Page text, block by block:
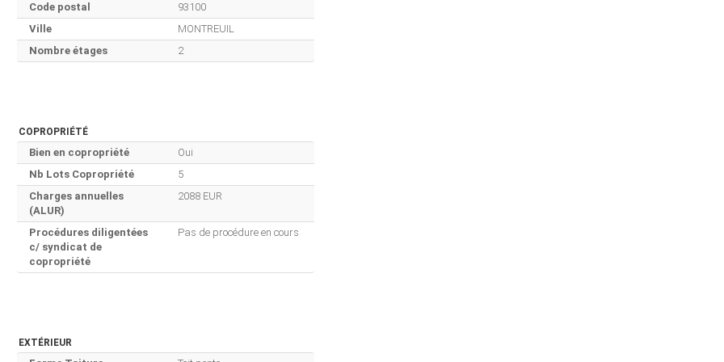
Code postal
93100
Ville
MONTREUIL
Nombre étages
2
COPROPRIÉTÉ
Bien en copropriété
Oui
Nb Lots Copropriété
5
Charges annuelles
(ALUR)
2088 EUR
Procédures diligentées
c/ syndicat de
copropriété
Pas de procédure en cours
EXTÉRIEUR